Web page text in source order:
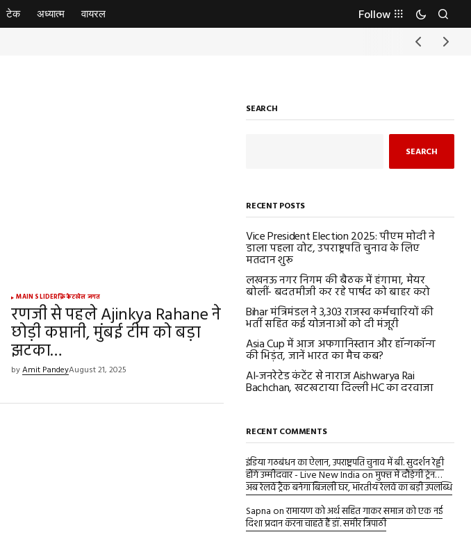
टेक अध्यात्म वायरल Follow
MAIN SLIDERक्रिकेटखेल जगत
रणजी से पहले Ajinkya Rahane ने
छोड़ी कप्तानी, मुंबई टीम को बड़ा
झटका…
byAmit PandeyAugust 21, 2025
SEARCH
SEARCH
RECENT POSTS
Vice President Election 2025: पीएम मोदी ने
डाला पहला वोट, उपराष्ट्रपति चुनाव के लिए
मतदान शुरू
लखनऊ नगर निगम की बैठक में हंगामा, मेयर
बोलीं- बदतमीजी कर रहे पार्षद को बाहर करो
Bihar मंत्रिमंडल ने 3,303 राजस्व कर्मचारियों की
भर्ती सहित कई योजनाओं को दी मंजूरी
Asia Cup में आज अफगानिस्तान और हॉन्गकॉन्ग
की भिड़ंत, जानें भारत का मैच कब?
AI-जनरेटेड कंटेंट से नाराज Aishwarya Rai
Bachchan, खटखटाया दिल्ली HC का दरवाजा
RECENT COMMENTS
इंडिया गठबंधन का ऐलान, उपराष्ट्रपति चुनाव में बी. सुदर्शन रेड्डी
होंगे उम्मीदवार - Live New Indiaonमुफ्त में दौड़ेगी ट्रेन…
अब रेलवे ट्रैक बनेगा बिजली घर, भारतीय रेलवे का बड़ी उपलब्धि
Sapnaonरामायण को अर्थ सहित गाकर समाज को एक नई
दिशा प्रदान करना चाहते हैं डॉ. समीर त्रिपाठी